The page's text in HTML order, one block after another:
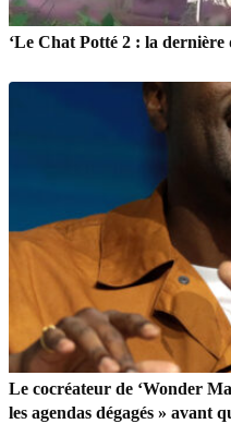
‘Le Chat Potté 2 : la
Le cocréateur de ‘Wonder
les agendas dégagés » avant